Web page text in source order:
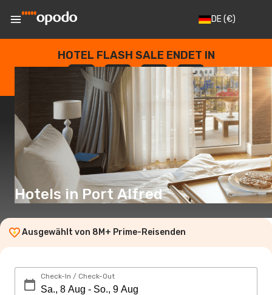
DE(€)
HOTEL FLASH SALE ENDET IN
--
TAGE
: --
STUNDEN
: --
SEKUNDEN
Hotels in Port Alfred
Ausgewählt von 8M+ Prime-Reisenden
Check-In / Check-Out